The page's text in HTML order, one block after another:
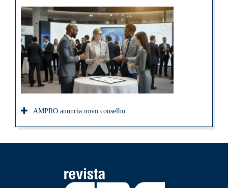
AMPRO anuncia novo conselho